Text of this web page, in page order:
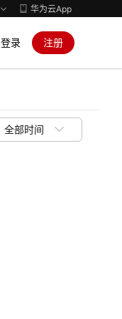
华为云App
登录 注册
全部时间